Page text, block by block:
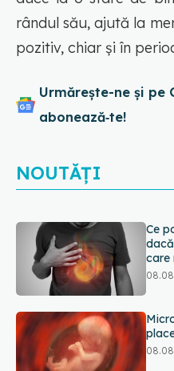
rândul său, ajută la
pozitiv, chiar și în
Urmărește-ne și pe
abonează‑te!
NOUTĂȚI
Ce
care